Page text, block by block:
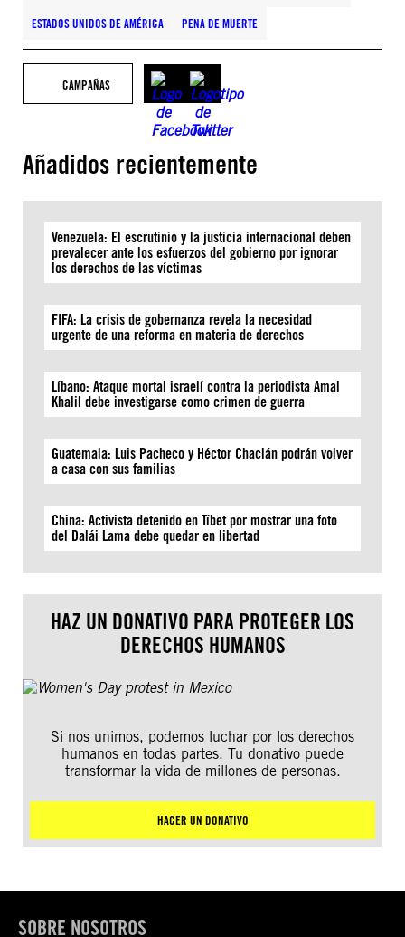
ESTADOS UNIDOS DE AMÉRICA PENA DE MUERTE
CAMPAÑAS
Añadidos recientemente
Venezuela: El escrutinio y la justicia internacional deben
prevalecer ante los esfuerzos del gobierno por ignorar
los derechos de las víctimas
FIFA: La crisis de gobernanza revela la necesidad
urgente de una reforma en materia de derechos
Líbano: Ataque mortal israelí contra la periodista Amal
Khalil debe investigarse como crimen de guerra
Guatemala: Luis Pacheco y Héctor Chaclán podrán volver
a casa con sus familias
China: Activista detenido en Tíbet por mostrar una foto
del Dalái Lama debe quedar en libertad
HAZ UN DONATIVO PARA PROTEGER LOS
DERECHOS HUMANOS
Si nos unimos, podemos luchar por los derechos
humanos en todas partes. Tu donativo puede
transformar la vida de millones de personas.
HACER UN DONATIVO
SOBRE NOSOTROS